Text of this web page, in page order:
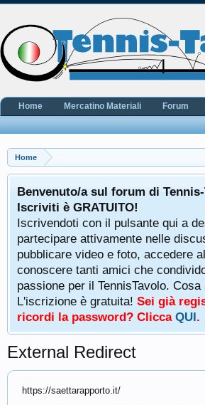
Home
Benvenuto/a sul forum di
Iscriviti è GRATUITO!
Iscrivendoti con il pulsante qui a
partecipare attivamente nelle
pubblicare video e foto, accedere
conoscere tanti amici che
passione per il TennisTavolo. Cosa
L'iscrizione è gratuita! Sei già
ricordi la password? Clicca QUI.
External Redirect
https://saettarapporto.it/
Home Mercatino Materiali Forum